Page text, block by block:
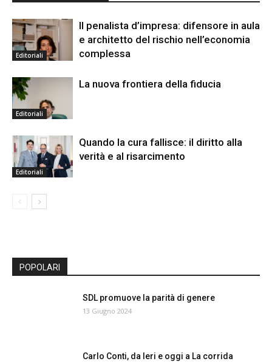
Editoriali
Il penalista d’impresa: difensore in aula
e architetto del rischio nell’economia
complessa
Editoriali
La nuova frontiera della fiducia
Editoriali
Quando la cura fallisce: il diritto alla
verità e al risarcimento
POPOLARI
SDL promuove la parità di genere
13 Giugno 2024
Carlo Conti, da Ieri e oggi a La corrida